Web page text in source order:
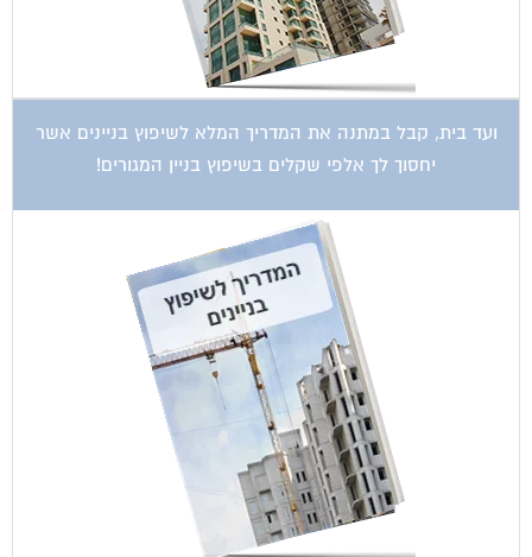
ועד בית, קבל במתנה את המדריך המלא לשיפוץ בניינים אשר
יחסוך לך אלפי שקלים בשיפוץ בניין המגורים!